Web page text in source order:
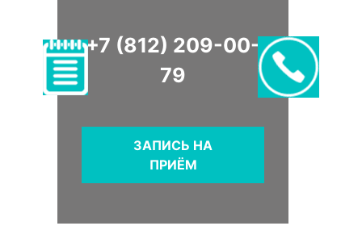
+7 (812) 209-00-
79
ЗАПИСЬ НА
ПРИЁМ